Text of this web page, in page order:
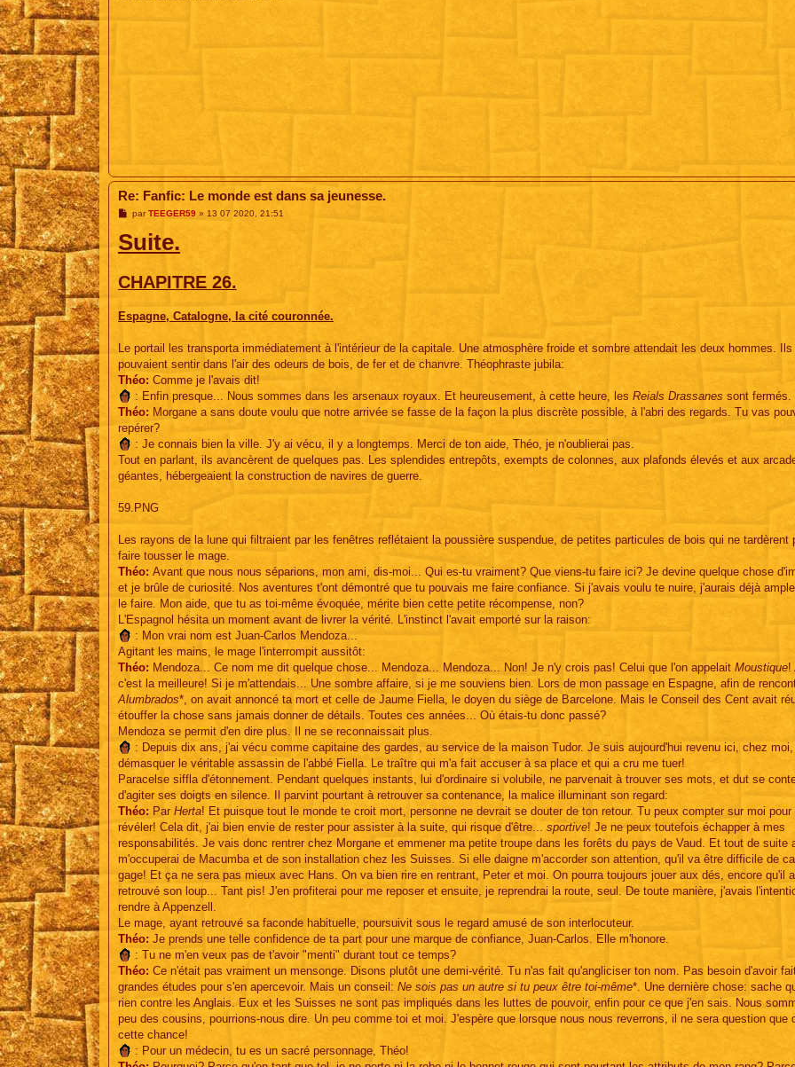
Re: Fanfic: Le monde est dans sa jeunesse.
M
s
s
a
e
par TEEGER59» 13 07 2020, 21:51
Suite.
CHAPITRE 26.
Espagne, Catalogne, la cité couronnée.
Le portail les transporta immédiatement à l'intérieur de la capitale. Une atmosphère froide et sombre attendait les deux hommes. Ils
pouvaient sentir dans l'air des odeurs de bois, de fer et de chanvre. Théophraste jubila:
Théo: Comme je l'avais dit!
: Enfin presque... Nous sommes dans les arsenaux royaux. Et heureusement, à cette heure, les Reials Drassanes sont fermés.
Théo: Morgane a sans doute voulu que notre arrivée se fasse de la façon la plus discrète possible, à l'abri des regards. Tu vas
repérer?
: Je connais bien la ville. J'y ai vécu, il y a longtemps. Merci de ton aide, Théo, je n'oublierai pas.
Tout en parlant, ils avancèrent de quelques pas. Les splendides entrepôts, exempts de colonnes, aux plafonds élevés et aux
géantes, hébergeaient la construction de navires de guerre.
59.PNG
Les rayons de la lune qui filtraient par les fenêtres reflétaient la poussière suspendue, de petites particules de bois qui ne tardèrent
faire tousser le mage.
Théo: Avant que nous nous séparions, mon ami, dis-moi... Qui es-tu vraiment? Que viens-tu faire ici? Je devine quelque chose
et je brûle de curiosité. Nos aventures t'ont démontré que tu pouvais me faire confiance. Si j'avais voulu te nuire, j'aurais déjà
le faire. Mon aide, que tu as toi-même évoquée, mérite bien cette petite récompense, non?
L'Espagnol hésita un moment avant de livrer la vérité. L'instinct l'avait emporté sur la raison:
: Mon vrai nom est Juan-Carlos Mendoza...
Agitant les mains, le mage l'interrompit aussitôt:
Théo: Mendoza... Ce nom me dit quelque chose... Mendoza... Mendoza... Non! Je n'y crois pas! Celui que l'on appelait Moustique!
c'est la meilleure! Si je m'attendais... Une sombre affaire, si je me souviens bien. Lors de mon passage en Espagne, afin de
Alumbrados*, on avait annoncé ta mort et celle de Jaume Fiella, le doyen du siège de Barcelone. Mais le Conseil des Cent avait
étouffer la chose sans jamais donner de détails. Toutes ces années... Où étais-tu donc passé?
Mendoza se permit d'en dire plus. Il ne se reconnaissait plus.
: Depuis dix ans, j'ai vécu comme capitaine des gardes, au service de la maison Tudor. Je suis aujourd'hui revenu ici, chez
démasquer le véritable assassin de l'abbé Fiella. Le traître qui m'a fait accuser à sa place et qui a cru me tuer!
Paracelse siffla d'étonnement. Pendant quelques instants, lui d'ordinaire si volubile, ne parvenait à trouver ses mots, et dut se
d'agiter ses doigts en silence. Il parvint pourtant à retrouver sa contenance, la malice illuminant son regard:
Théo: Par Herta! Et puisque tout le monde te croit mort, personne ne devrait se douter de ton retour. Tu peux compter sur moi pour
révéler! Cela dit, j'ai bien envie de rester pour assister à la suite, qui risque d'être... sportive! Je ne peux toutefois échapper à mes
responsabilités. Je vais donc rentrer chez Morgane et emmener ma petite troupe dans les forêts du pays de Vaud. Et tout de suite
m'occuperai de Macumba et de son installation chez les Suisses. Si elle daigne m'accorder son attention, qu'il va être difficile de
gage! Et ça ne sera pas mieux avec Hans. On va bien rire en rentrant, Peter et moi. On pourra toujours jouer aux dés, encore qu'il
retrouvé son loup... Tant pis! J'en profiterai pour me reposer et ensuite, je reprendrai la route, seul. De toute manière, j'avais
rendre à Appenzell.
Le mage, ayant retrouvé sa faconde habituelle, poursuivit sous le regard amusé de son interlocuteur.
Théo: Je prends une telle confidence de ta part pour une marque de confiance, Juan-Carlos. Elle m'honore.
: Tu ne m'en veux pas de t'avoir "menti" durant tout ce temps?
Théo: Ce n'était pas vraiment un mensonge. Disons plutôt une demi-vérité. Tu n'as fait qu'angliciser ton nom. Pas besoin d'avoir
grandes études pour s'en apercevoir. Mais un conseil: Ne sois pas un autre si tu peux être toi-même*. Une dernière chose: sache
rien contre les Anglais. Eux et les Suisses ne sont pas impliqués dans les luttes de pouvoir, enfin pour ce que j'en sais. Nous
peu des cousins, pourrions-nous dire. Un peu comme toi et moi. J'espère que lorsque nous nous reverrons, il ne sera question que
cette chance!
: Pour un médecin, tu es un sacré personnage, Théo!